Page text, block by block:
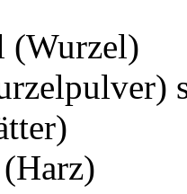
(Wurzel)